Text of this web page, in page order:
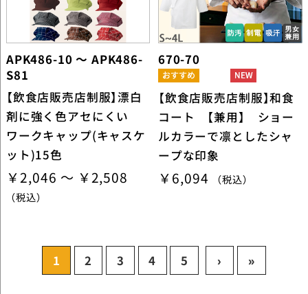
APK486-10 ～ APK486-
S81
【飲食店販売店制服】漂白
剤に強く色アセにくい
ワークキャップ(キャスケ
ット)15色
￥2,046 ～ ￥2,508
（税込）
670-70
【飲食店販売店制服】和食
コート 【兼用】 ショー
ルカラーで凛としたシャ
ープな印象
￥6,094 （税込）
1 2 3 4 5 › »